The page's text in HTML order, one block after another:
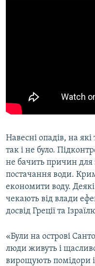
Навесні опадів, на
так і не було.
не бачить причин для
постачання води.
економити воду.
чекають від влади
досвід Греції та
«Були на острові
люди живуть і
вирощують помідори і